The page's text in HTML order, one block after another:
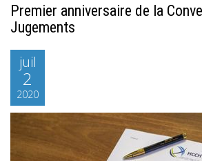
Premier anniversaire de la
Jugements
juil
2
2020